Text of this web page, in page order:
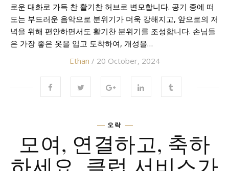
로운 대화로 가득 찬 활기찬 허브로 변모합니다. 공기 중에 떠
도는 부드러운 음악으로 분위기가 더욱 강해지고, 앞으로의 저
녁을 위해 편안하면서도 활기찬 분위기를 조성합니다. 손님들
은 가장 좋은 옷을 입고 도착하여, 개성을…
Ethan / 20 October, 2024
오락
모여, 연결하고, 축하
하세요. 클럽 서비스가